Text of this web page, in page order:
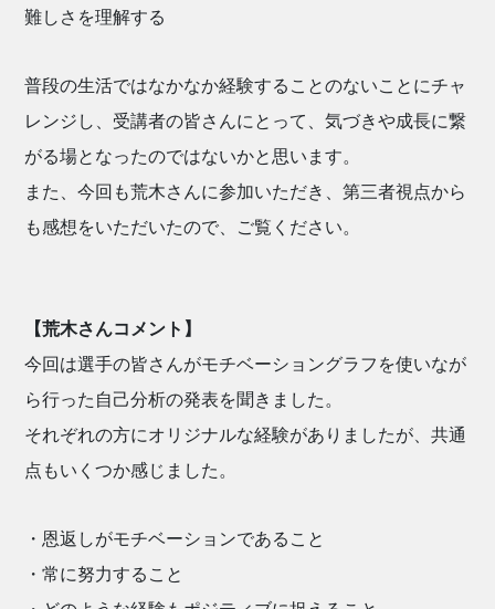
難しさを理解する
普段の生活ではなかなか経験することのないことにチャ
レンジし、受講者の皆さんにとって、気づきや成長に繋
がる場となったのではないかと思います。
また、今回も荒木さんに参加いただき、第三者視点から
も感想をいただいたので、ご覧ください。
【荒木さんコメント】
今回は選手の皆さんがモチベーショングラフを使いなが
ら行った自己分析の発表を聞きました。
それぞれの方にオリジナルな経験がありましたが、共通
点もいくつか感じました。
・恩返しがモチベーションであること
・常に努力すること